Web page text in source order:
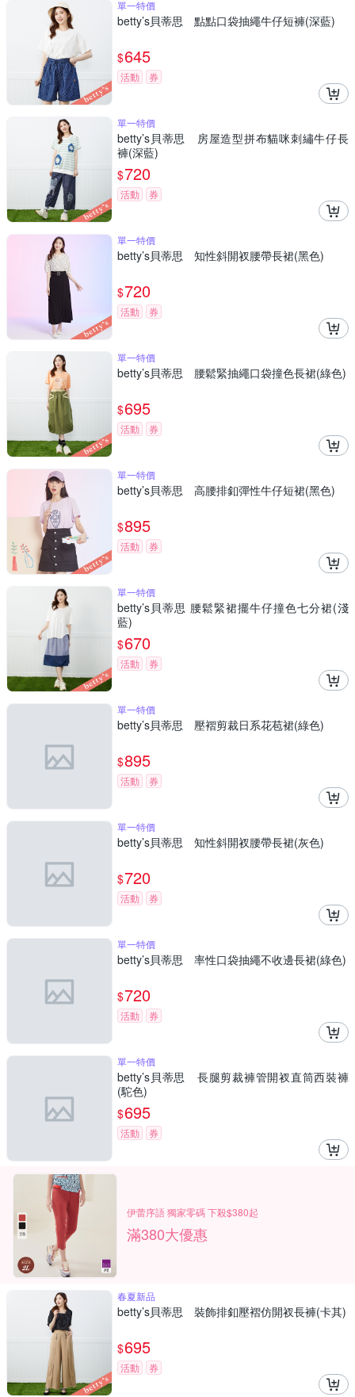
單一特價
betty’s貝蒂思 點點口袋抽繩牛仔短褲(深藍)
$645
活動 券
單一特價
betty’s貝蒂思 房屋造型拼布貓咪刺繡牛仔長
褲(深藍)
$720
活動 券
單一特價
betty’s貝蒂思 知性斜開衩腰帶長裙(黑色)
$720
活動 券
單一特價
betty’s貝蒂思 腰鬆緊抽繩口袋撞色長裙(綠色)
$695
活動 券
單一特價
betty’s貝蒂思 高腰排釦彈性牛仔短裙(黑色)
$895
活動 券
單一特價
betty’s貝蒂思 腰鬆緊裙擺牛仔撞色七分裙(淺
藍)
$670
活動 券
單一特價
betty’s貝蒂思 壓褶剪裁日系花苞裙(綠色)
$895
活動 券
單一特價
betty’s貝蒂思 知性斜開衩腰帶長裙(灰色)
$720
活動 券
單一特價
betty’s貝蒂思 率性口袋抽繩不收邊長裙(綠色)
$720
活動 券
單一特價
betty’s貝蒂思 長腿剪裁褲管開衩直筒西裝褲
(駝色)
$695
活動 券
伊蕾序語 獨家零碼 下殺$380起
滿380大優惠
春夏新品
betty’s貝蒂思 裝飾排釦壓褶仿開衩長褲(卡其)
$695
活動 券